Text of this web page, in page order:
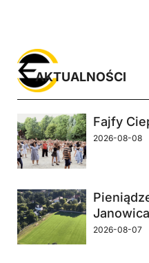
Fajfy
2026-08-08
2026-08-07
AKTUALNOŚCI